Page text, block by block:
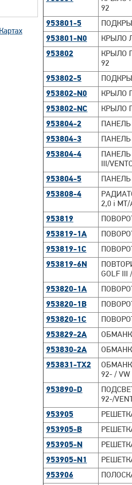
92
953801-5
953801-N0
КРЫЛО
953802
КРЫЛО
92
953802-5
953802-N0
КРЫЛО
953802-NC
КРЫЛО
953804-2
953804-3
953804-4
III/
953804-5
ПАНЕЛЬ
953808-4
2,0 i MT/
953819
953819-1A
953819-1C
953819-6N
GOLF III
953820-1A
953820-1B
953820-1C
953829-2A
953830-2A
953831-TX2
92- / VW
953890-D
92-/
953905
953905-B
953905-N
953905-N1
953906